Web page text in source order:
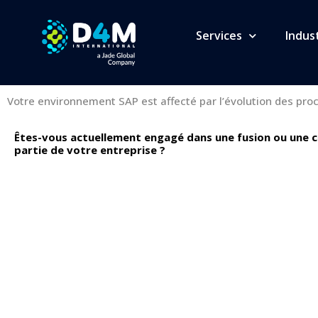
Services
Optimisation et
des systèmes SAP
Votre environnement SAP est affecté par l’évolution des
Êtes-vous actuellement engagé dans une fusion ou une
partie de votre entreprise ?